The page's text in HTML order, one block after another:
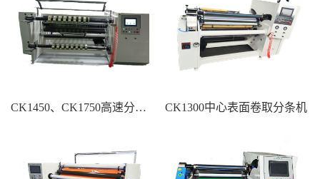
CK1450、CK1750高速分条机 CK1300中心表面卷取分条机